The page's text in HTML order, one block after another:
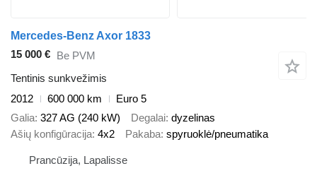
Mercedes-Benz Axor 1833
15 000 € Be PVM
Tentinis sunkvežimis
2012
600 000 km
Euro 5
Galia 327 AG (240 kW) Degalai dyzelinas
Ašių konfigūracija 4x2 Pakaba spyruoklė/pneumatika
Prancūzija, Lapalisse